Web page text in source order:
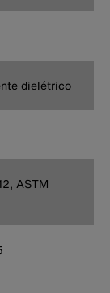
dielétrico
ASTM